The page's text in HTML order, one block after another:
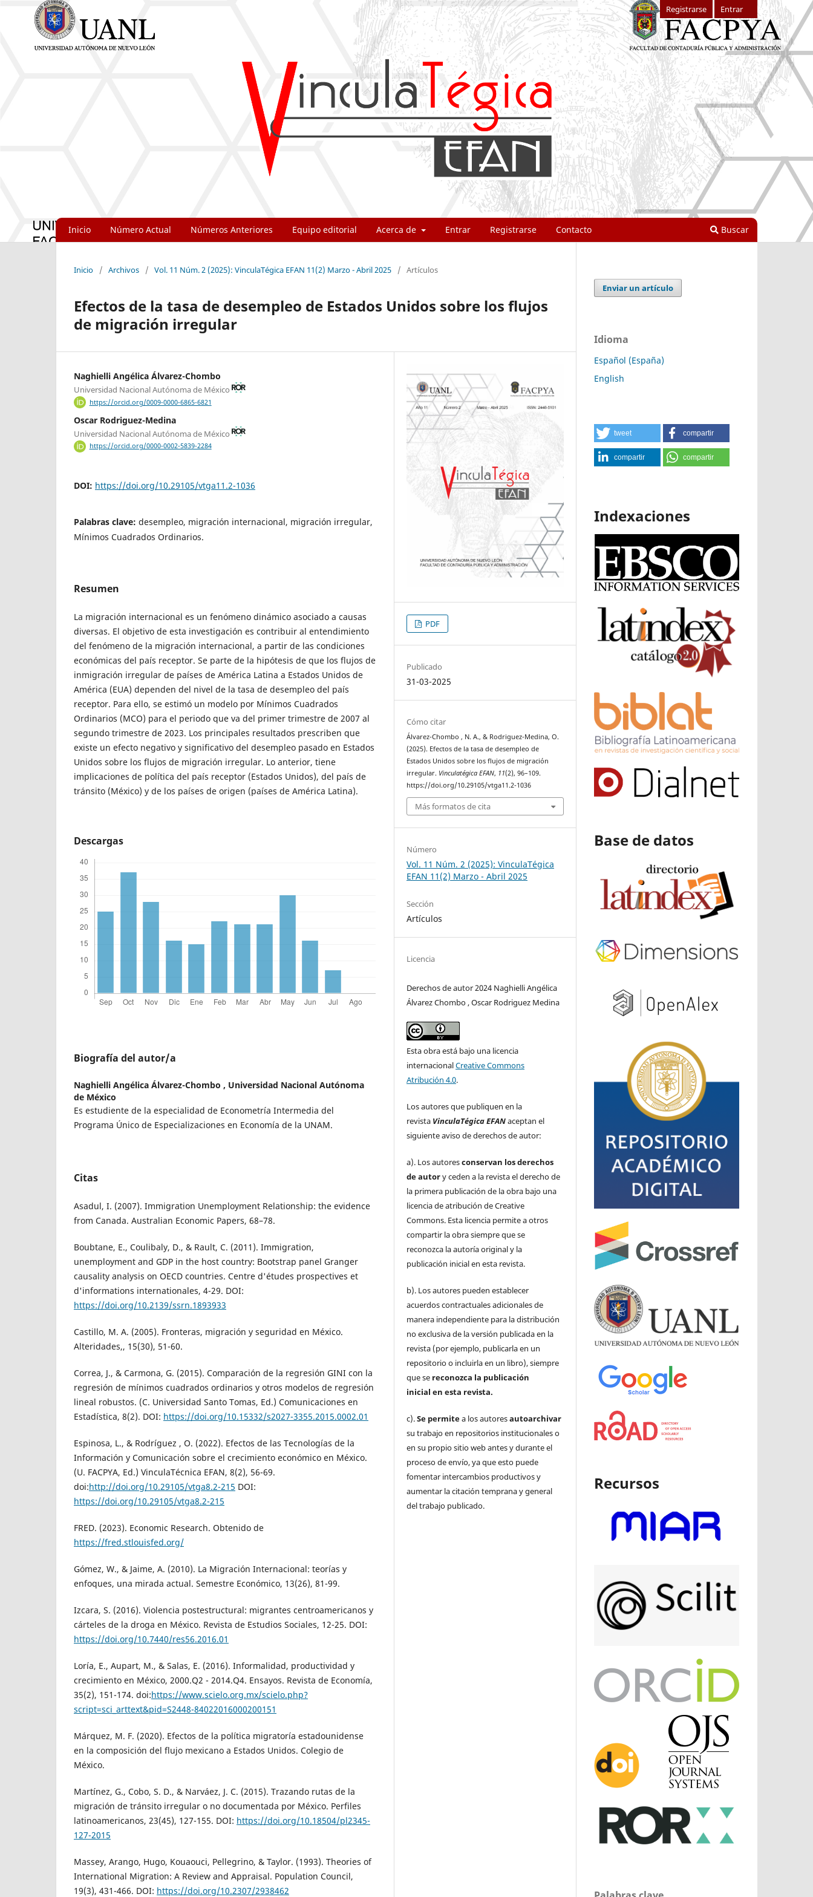
Inicio Número Actual Números Anteriores Equipo editorial Acerca de Entrar Registrarse Contacto Buscar
Registrarse Entrar
Inicio / Archivos / Vol. 11 Núm. 2 (2025): VinculaTégica EFAN 11(2) Marzo - Abril 2025 / Artículos
Efectos de la tasa de desempleo de Estados Unidos sobre los flujos
de migración irregular
Naghielli Angélica Álvarez-Chombo
Universidad Nacional Autónoma de México
https://orcid.org/0009-0000-6865-6821
Oscar Rodriguez-Medina
Universidad Nacional Autónoma de México
https://orcid.org/0000-0002-5839-2284
DOI: https://doi.org/10.29105/vtga11.2-1036
Palabras clave: desempleo, migración internacional, migración irregular,
Mínimos Cuadrados Ordinarios.
Resumen
La migración internacional es un fenómeno dinámico asociado a causas
diversas. El objetivo de esta investigación es contribuir al entendimiento
del fenómeno de la migración internacional, a partir de las condiciones
económicas del país receptor. Se parte de la hipótesis de que los flujos de
inmigración irregular de países de América Latina a Estados Unidos de
América (EUA) dependen del nivel de la tasa de desempleo del país
receptor. Para ello, se estimó un modelo por Mínimos Cuadrados
Ordinarios (MCO) para el periodo que va del primer trimestre de 2007 al
segundo trimestre de 2023. Los principales resultados prescriben que
existe un efecto negativo y significativo del desempleo pasado en Estados
Unidos sobre los flujos de migración irregular. Lo anterior, tiene
implicaciones de política del país receptor (Estados Unidos), del país de
tránsito (México) y de los países de origen (países de América Latina).
Descargas
Biografía del autor/a
Naghielli Angélica Álvarez-Chombo , Universidad Nacional Autónoma
de México
Es estudiente de la especialidad de Econometría Intermedia del
Programa Único de Especializaciones en Economía de la UNAM.
Citas
Asadul, I. (2007). Immigration Unemployment Relationship: the evidence
from Canada. Australian Economic Papers, 68–78.
Boubtane, E., Coulibaly, D., & Rault, C. (2011). Immigration,
unemployment and GDP in the host country: Bootstrap panel Granger
causality analysis on OECD countries. Centre d'études prospectives et
d'informations internationales, 4-29. DOI:
https://doi.org/10.2139/ssrn.1893933
Castillo, M. A. (2005). Fronteras, migración y seguridad en México.
Alteridades,, 15(30), 51-60.
Correa, J., & Carmona, G. (2015). Comparación de la regresión GINI con la
regresión de mínimos cuadrados ordinarios y otros modelos de regresión
lineal robustos. (C. Universidad Santo Tomas, Ed.) Comunicaciones en
Estadística, 8(2). DOI: https://doi.org/10.15332/s2027-3355.2015.0002.01
Espinosa, L., & Rodríguez , O. (2022). Efectos de las Tecnologías de la
Información y Comunicación sobre el crecimiento económico en México.
(U. FACPYA, Ed.) VinculaTécnica EFAN, 8(2), 56-69.
doi:http://doi.org/10.29105/vtga8.2-215 DOI:
https://doi.org/10.29105/vtga8.2-215
FRED. (2023). Economic Research. Obtenido de
https://fred.stlouisfed.org/
Gómez, W., & Jaime, A. (2010). La Migración Internacional: teorías y
enfoques, una mirada actual. Semestre Económico, 13(26), 81-99.
Izcara, S. (2016). Violencia postestructural: migrantes centroamericanos y
cárteles de la droga en México. Revista de Estudios Sociales, 12-25. DOI:
https://doi.org/10.7440/res56.2016.01
Loría, E., Aupart, M., & Salas, E. (2016). Informalidad, productividad y
crecimiento en México, 2000.Q2 - 2014.Q4. Ensayos. Revista de Economía,
35(2), 151-174. doi:https://www.scielo.org.mx/scielo.php?
script=sci_arttext&pid=S2448-84022016000200151
Márquez, M. F. (2020). Efectos de la política migratoría estadounidense
en la composición del flujo mexicano a Estados Unidos. Colegio de
México.
Martínez, G., Cobo, S. D., & Narváez, J. C. (2015). Trazando rutas de la
migración de tránsito irregular o no documentada por México. Perfiles
latinoamericanos, 23(45), 127-155. DOI: https://doi.org/10.18504/pl2345-
127-2015
Massey, Arango, Hugo, Kouaouci, Pellegrino, & Taylor. (1993). Theories of
International Migration: A Review and Appraisal. Population Council,
19(3), 431-466. DOI: https://doi.org/10.2307/2938462
PDF
Publicado
31-03-2025
Cómo citar
Álvarez-Chombo , N. A., & Rodriguez-Medina, O.
(2025). Efectos de la tasa de desempleo de
Estados Unidos sobre los flujos de migración
irregular. Vinculatégica EFAN, 11(2), 96–109.
https://doi.org/10.29105/vtga11.2-1036
Más formatos de cita
Número
Vol. 11 Núm. 2 (2025): VinculaTégica
EFAN 11(2) Marzo - Abril 2025
Sección
Artículos
Licencia
Derechos de autor 2024 Naghielli Angélica
Álvarez Chombo , Oscar Rodriguez Medina
Esta obra está bajo una licencia
internacionalCreative Commons
Atribución 4.0.
Los autores que publiquen en la
revista VinculaTégica EFANaceptan el
siguiente aviso de derechos de autor:
a). Los autoresconservan los derechos
de autory ceden a la revista el derecho de
la primera publicación de la obra bajo una
licencia de atribución de Creative
Commons. Esta licencia permite a otros
compartir la obra siempre que se
reconozca la autoría original y la
publicación inicial en esta revista.
b). Los autores pueden establecer
acuerdos contractuales adicionales de
manera independiente para la distribución
no exclusiva de la versión publicada en la
revista (por ejemplo, publicarla en un
repositorio o incluirla en un libro), siempre
que se reconozca la publicación
inicial en esta revista.
c).Se permitea los autoresautoarchivar
su trabajo en repositorios institucionales o
en su propio sitio web antes y durante el
proceso de envío, ya que esto puede
fomentar intercambios productivos y
aumentar la citación temprana y general
del trabajo publicado.
Enviar un artículo
Idioma
Español (España)
English
tweet compartir
compartir compartir
Indexaciones
Base de datos
Recursos